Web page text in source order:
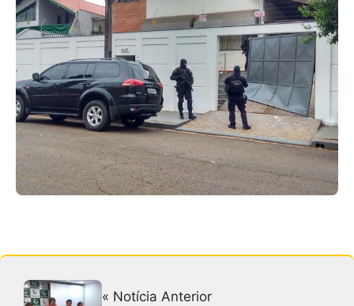
« Notícia Anterior